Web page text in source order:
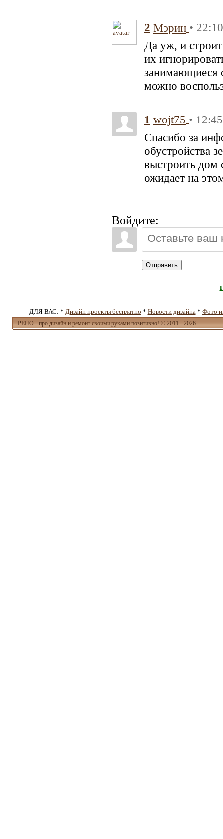
2 Мэрин •
Да уж, и
их
занимающиеся
можно
1 wojt75 •
Спасибо за
обустройства
выстроить дом
ожидает на
Войдите:
Отправить
ДЛЯ ВАС: * Дизайн проекты бесплатно * Новости дизайна* Фото
РЕПО - продизайн и ремонт своими рукамипозитивно! © 2011 - 2026